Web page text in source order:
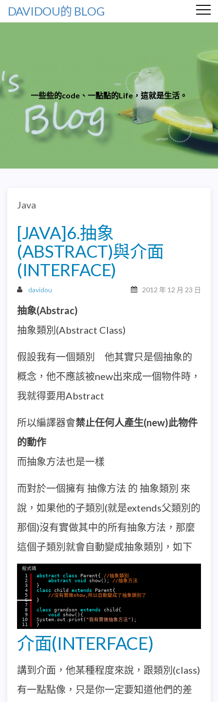
DAVIDOU的 BLOG
一些些的code、一點點的Life，這就是生活。
Java
[JAVA]6.抽象
(ABSTRACT)與介面
(INTERFACE)
davidou 2012 年 12 月 23 日
抽象(Abstrac)
抽象類別(Abstract Class)
假設我有一個類別 他其實只是個抽象的
概念，他不應該被new出來成一個物件時，
我就得要用Abstract
所以編譯器會禁止任何人產生(new)此物件
的動作
而抽象方法也是一樣
而對於一個擁有 抽像方法 的 抽象類別 來
說，如果他的子類別(就是extends父類別的
那個)沒有實做其中的所有抽象方法，那麼
這個子類別就會自動變成抽象類別，如下
程式碼
1
2
3
4
5
6
7
8
9
10
11
abstract class Parent{
//抽象類別
abstract
void show();
//抽象方法
}
class
child extends
Parent{
//沒有實做show,所以自動變成了抽象類別了
}
class
grandson extends
child{
void
show(){
System.out.print( "我有實做抽象方法" );
}
介面(INTERFACE)
講到介面，他某種程度來說，跟類別(class)
有一點點像，只是你一定要知道他們的差